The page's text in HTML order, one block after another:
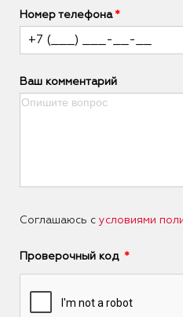
Номер телефона
Ваш комментарий
Соглашаюсь с условиями
Проверочный код